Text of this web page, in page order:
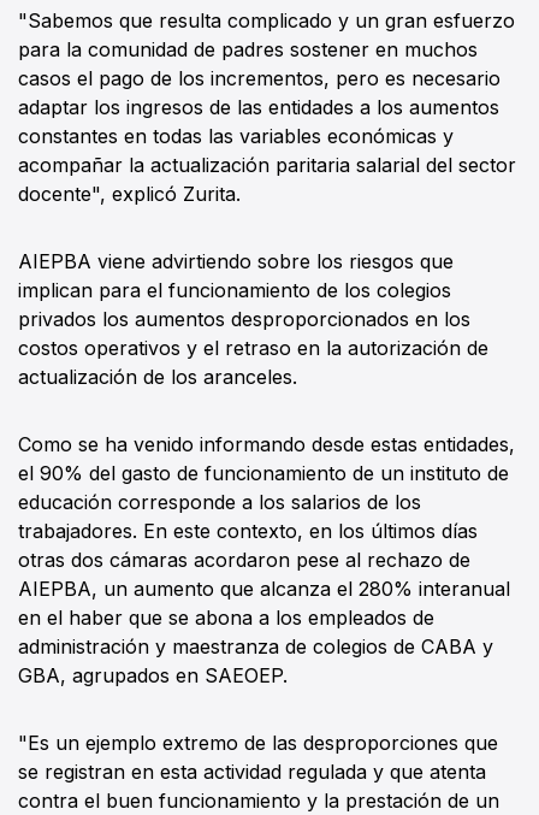
"Sabemos que resulta complicado y un gran esfuerzo
para la comunidad de padres sostener en muchos
casos el pago de los incrementos, pero es necesario
adaptar los ingresos de las entidades a los aumentos
constantes en todas las variables económicas y
acompañar la actualización paritaria salarial del sector
docente", explicó Zurita.
AIEPBA viene advirtiendo sobre los riesgos que
implican para el funcionamiento de los colegios
privados los aumentos desproporcionados en los
costos operativos y el retraso en la autorización de
actualización de los aranceles.
Como se ha venido informando desde estas entidades,
el 90% del gasto de funcionamiento de un instituto de
educación corresponde a los salarios de los
trabajadores. En este contexto, en los últimos días
otras dos cámaras acordaron pese al rechazo de
AIEPBA, un aumento que alcanza el 280% interanual
en el haber que se abona a los empleados de
administración y maestranza de colegios de CABA y
GBA, agrupados en SAEOEP.
"Es un ejemplo extremo de las desproporciones que
se registran en esta actividad regulada y que atenta
contra el buen funcionamiento y la prestación de un